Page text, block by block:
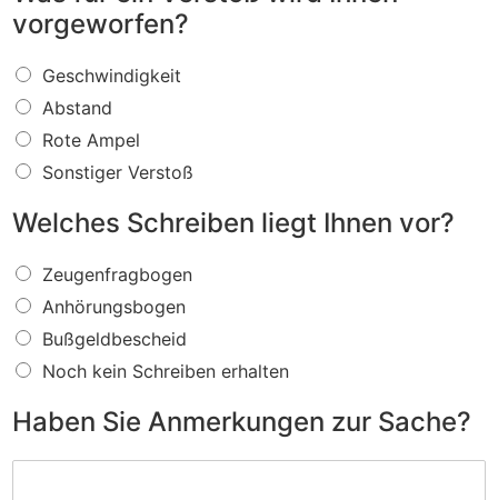
vorgeworfen?
W
a
s
f
ü
r
i
V
e
r
s
t
o
ß
w
Geschwindigkeit
Abstand
Rote Ampel
Sonstiger Verstoß
Welches Schreiben liegt Ihnen vor?
W
e
c
h
e
S
Zeugenfragbogen
Anhörungsbogen
Bußgeldbescheid
Noch kein Schreiben erhalten
Haben Sie Anmerkungen zur Sache?